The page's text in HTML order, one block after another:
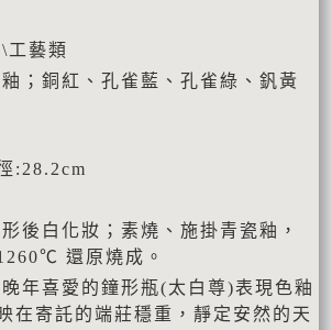
工藝類
；銅紅、孔雀藍、孔雀綠、釩黃
:28.2cm
後白化妝；素燒、施掛青瓷釉，
還原燒成。
年喜愛的鐘形瓶(太白尊)表現色釉
在寄託的端莊穩重，靜定安然的天